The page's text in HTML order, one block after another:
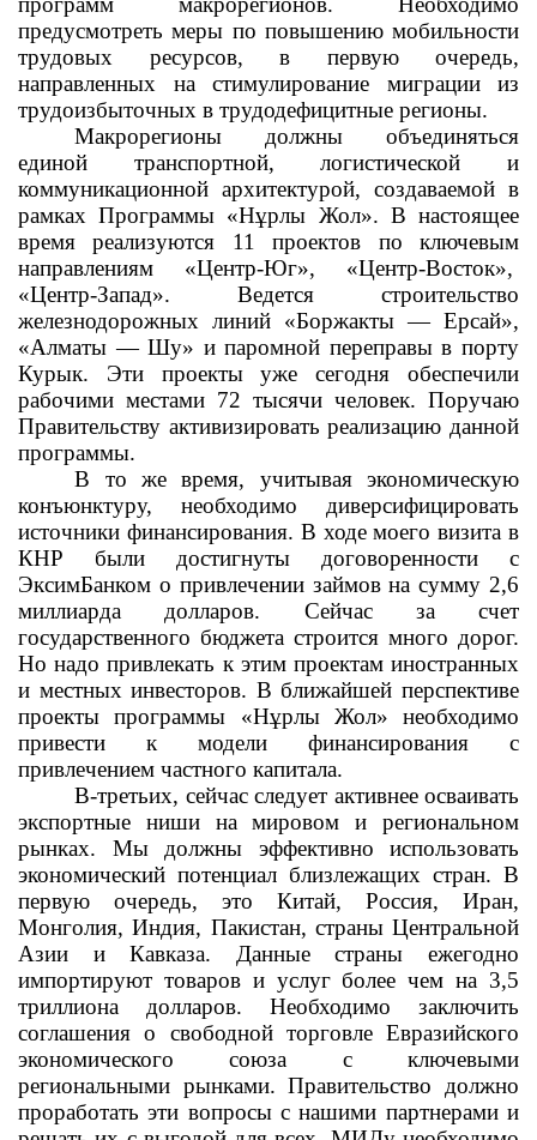
предусмотреть меры по повышению мобильности
трудовых ресурсов, в первую очередь,
направленных на стимулирование миграции из
трудоизбыточных в трудодефицитные регионы.
Макрорегионы должны объединяться
единой транспортной, логистической и
коммуникационной архитектурой, создаваемой в
рамках Программы «Нұрлы Жол». В настоящее
время реализуются 11 проектов по ключевым
направлениям «Центр-Юг», «Центр-Восток»,
«Центр-Запад». Ведется строительство
железнодорожных линий «Боржакты — Ерсай»,
«Алматы — Шу» и паромной переправы в порту
Курык. Эти проекты уже сегодня обеспечили
рабочими местами 72 тысячи человек. Поручаю
Правительству активизировать реализацию данной
программы.
В то же время, учитывая экономическую
конъюнктуру, необходимо диверсифицировать
источники финансирования. В ходе моего визита в
КНР были достигнуты договоренности с
ЭксимБанком о привлечении займов на сумму 2,6
миллиарда долларов. Сейчас за счет
государственного бюджета строится много дорог.
Но надо привлекать к этим проектам иностранных
и местных инвесторов. В ближайшей перспективе
проекты программы «Нұрлы Жол» необходимо
привести к модели финансирования с
привлечением частного капитала.
В-третьих, сейчас следует активнее осваивать
экспортные ниши на мировом и региональном
рынках. Мы должны эффективно использовать
экономический потенциал близлежащих стран. В
первую очередь, это Китай, Россия, Иран,
Монголия, Индия, Пакистан, страны Центральной
Азии и Кавказа. Данные страны ежегодно
импортируют товаров и услуг более чем на 3,5
триллиона долларов. Необходимо заключить
соглашения о свободной торговле Евразийского
экономического союза с ключевыми
региональными рынками. Правительство должно
проработать эти вопросы с нашими партнерами и